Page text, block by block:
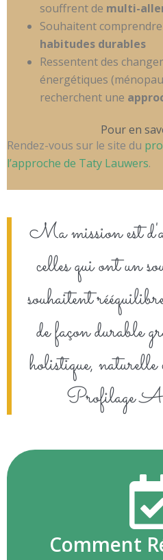
souffrent de multi-
Souhaitent
habitudes durables
Ressentent des
énergétiques
recherchent une
Pour en
Rendez-vous sur le site du
l’approche de Taty Lauwers.
Ma mission est
celles qui ont un
souhaitent
de façon durable
holistique, naturelle
Profilage
Comment